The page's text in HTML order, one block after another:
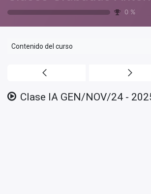
0 %
Contenido del curso
Clase IA GEN/NOV/24 -